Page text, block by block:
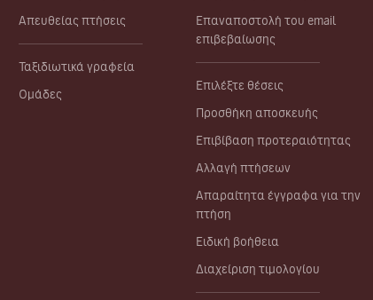
Απευθείας πτήσεις
Ταξιδιωτικά γραφεία
Ομάδες
Επαναποστολή του email
επιβεβαίωσης
Επιλέξτε θέσεις
Προσθήκη αποσκευής
Επιβίβαση προτεραιότητας
Αλλαγή πτήσεων
Απαραίτητα έγγραφα για την
πτήση
Ειδική βοήθεια
Διαχείριση τιμολογίου